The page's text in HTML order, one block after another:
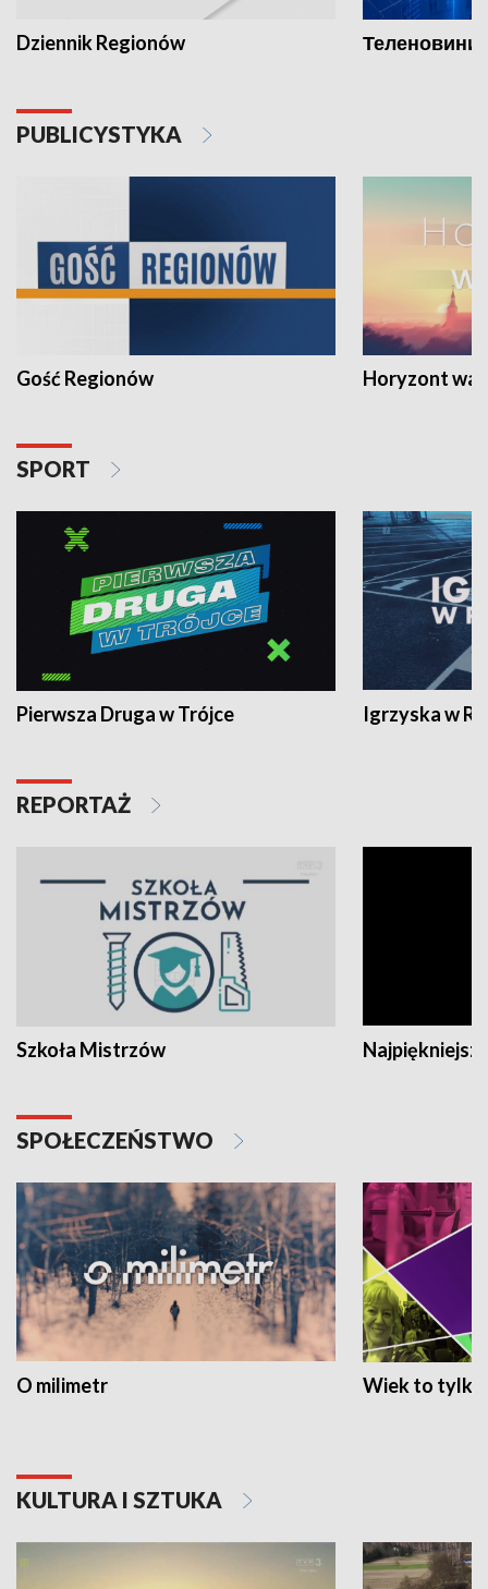
Dziennik Regionów Теленовини
PUBLICYSTYKA
Gość Regionów Horyzont
SPORT
Pierwsza Druga w Trójce Igrzyska w
REPORTAŻ
Szkoła Mistrzów
SPOŁECZEŃSTWO
O milimetr Wiek to tylko
KULTURA I SZTUKA